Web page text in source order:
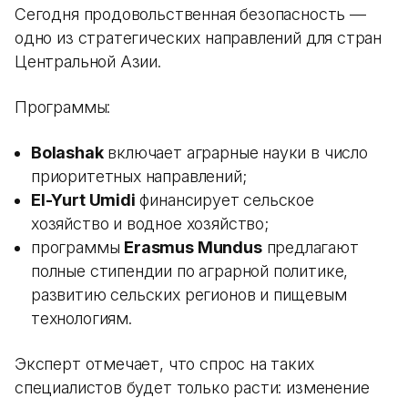
Сегодня продовольственная безопасность —
одно из стратегических направлений для стран
Центральной Азии.
Программы:
Bolashakвключает аграрные науки в число
приоритетных направлений;
El-Yurt Umidi финансирует сельское
хозяйство и водное хозяйство;
программы Erasmus Mundusпредлагают
полные стипендии по аграрной политике,
развитию сельских регионов и пищевым
технологиям.
Эксперт отмечает, что спрос на таких
специалистов будет только расти: изменение